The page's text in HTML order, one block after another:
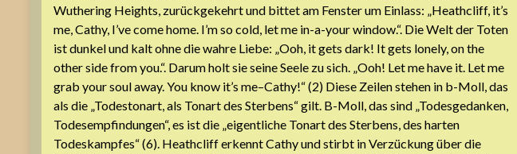
Wuthering Heights, zurückgekehrt und bittet am Fenster um Einlass: „Heathcliff, it’s
me, Cathy, I’ve come home. I’m so cold, let me in-a-your window.“. Die Welt der Toten
ist dunkel und kalt ohne die wahre Liebe: „Ooh, it gets dark! It gets lonely, on the
other side from you.“. Darum holt sie seine Seele zu sich. „Ooh! Let me have it. Let me
grab your soul away. You know it’s me–Cathy!“ (2) Diese Zeilen stehen in b-Moll, das
als die „Todestonart, als Tonart des Sterbens“ gilt. B-Moll, das sind „Todesgedanken,
Todesempfindungen“, es ist die „eigentliche Tonart des Sterbens, des harten
Todeskampfes“ (6). Heathcliff erkennt Cathy und stirbt in Verzückung über die